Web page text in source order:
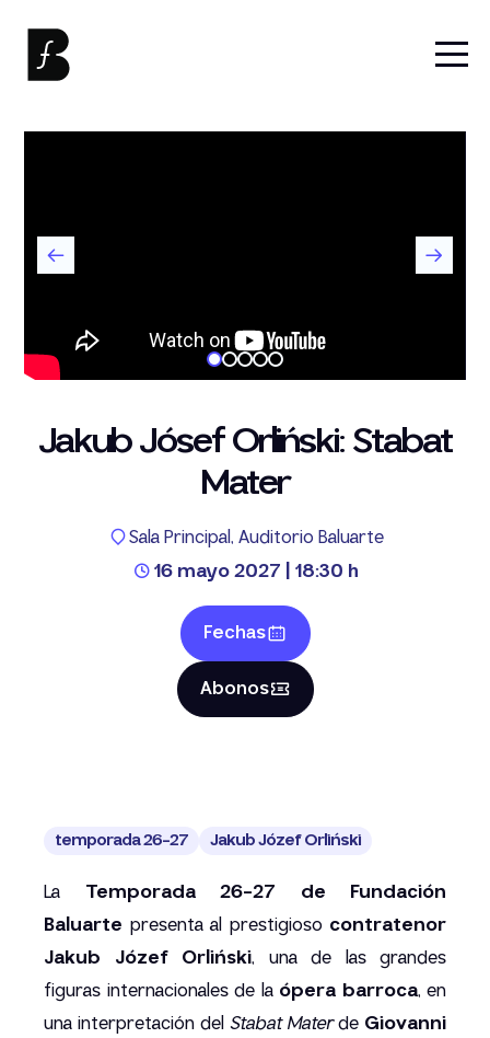
Jakub Jósef Orliński: Stabat
Mater
Sala Principal, Auditorio Baluarte
16 mayo 2027 | 18:30 h
Fechas
Abonos
temporada 26-27 Jakub Józef Orliński
La Temporada 26-27 de Fundación
Baluarte presenta al prestigioso contratenor
Jakub Józef Orliński, una de las grandes
figuras internacionales de la ópera barroca, en
una interpretación del Stabat Materde Giovanni